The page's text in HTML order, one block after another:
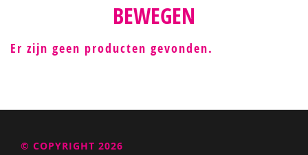
BEWEGEN
Er zijn geen producten gevonden.
© COPYRIGHT 2026